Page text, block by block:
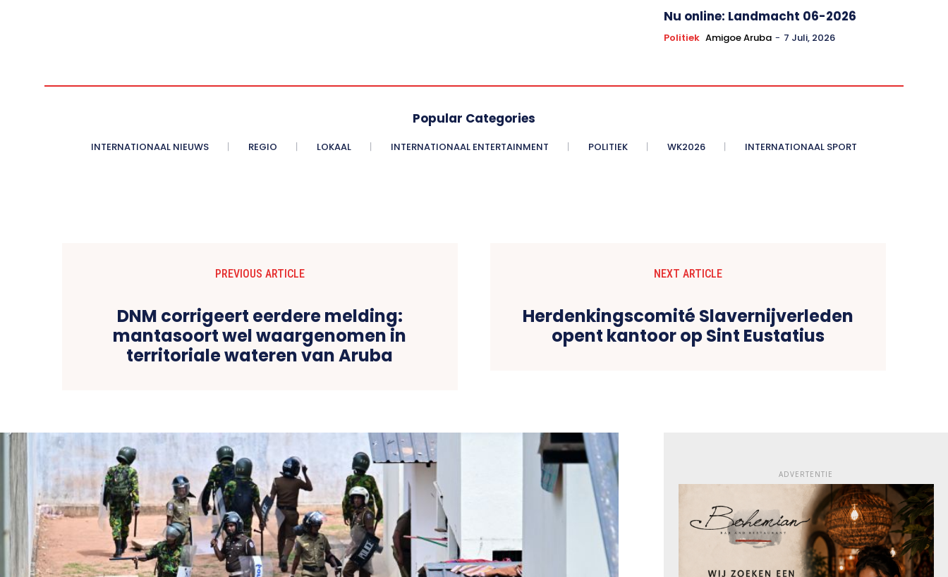
Nu online: Landmacht 06-2026
Politiek Amigoe Aruba - 7 Juli, 2026
Popular Categories
INTERNATIONAAL NIEUWS REGIO LOKAAL INTERNATIONAAL ENTERTAINMENT POLITIEK WK2026 INTERNATIONAAL SPORT
PREVIOUS ARTICLE
DNM corrigeert eerdere melding:
mantasoort wel waargenomen in
territoriale wateren van Aruba
NEXT ARTICLE
Herdenkingscomité Slavernijverleden
opent kantoor op Sint Eustatius